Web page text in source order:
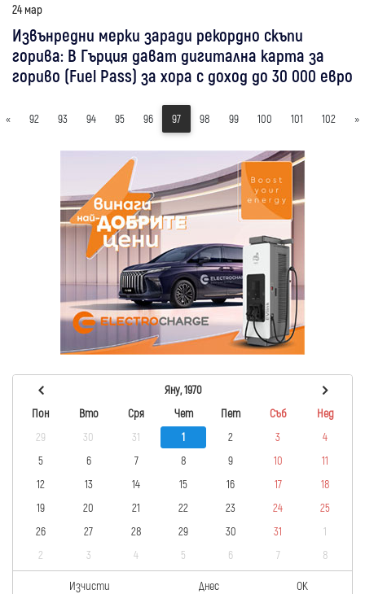
24 мар
Извънредни мерки заради рекордно скъпи
горива: В Гърция дават дигитална карта за
гориво (Fuel Pass) за хора с доход до 30 000 евро
« 92 93 94 95 96 97 98 99 100 101 102 »
Яну, 1970
Пон
Вто Сря Чет Пет Съб
Нед
29
30 31 1 2 3
4
5
6 7 8 9 10
11
12
13 14 15 16 17
18
19
20 21 22 23 24
25
26
27 28 29 30 31
1
2
3 4 5 6 7 8
Изчисти Днес OK